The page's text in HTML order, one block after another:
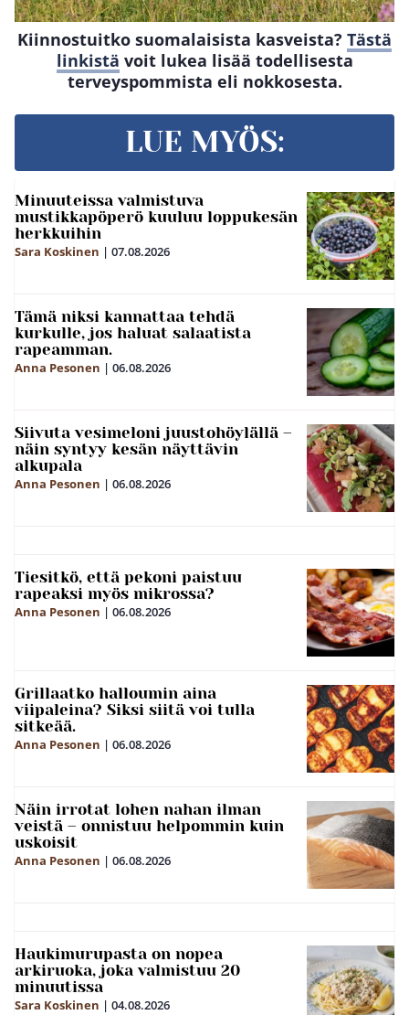
Kiinnostuitko suomalaisista kasveista? Tästä
linkistä voit lukea lisää todellisesta
terveyspommista eli nokkosesta.
LUE MYÖS:
Minuuteissa valmistuva
mustikkapöperö kuuluu loppukesän
herkkuihin
Sara Koskinen | 07.08.2026
Tämä niksi kannattaa tehdä
kurkulle, jos haluat salaatista
rapeamman.
Anna Pesonen | 06.08.2026
Siivuta vesimeloni juustohöylällä –
näin syntyy kesän näyttävin
alkupala
Anna Pesonen | 06.08.2026
Tiesitkö, että pekoni paistuu
rapeaksi myös mikrossa?
Anna Pesonen | 06.08.2026
Grillaatko halloumin aina
viipaleina? Siksi siitä voi tulla
sitkeää.
Anna Pesonen | 06.08.2026
Näin irrotat lohen nahan ilman
veistä – onnistuu helpommin kuin
uskoisit
Anna Pesonen | 06.08.2026
Haukimurupasta on nopea
arkiruoka, joka valmistuu 20
minuutissa
Sara Koskinen | 04.08.2026